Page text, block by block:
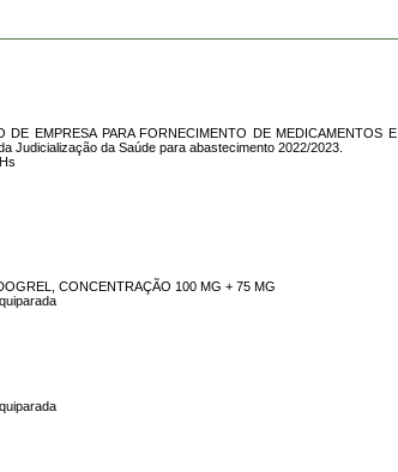
EMPRESA PARA FORNECIMENTO DE MEDICAMENTOS E
Judicialização da Saúde para abastecimento 2022/2023.
CONCENTRAÇÃO 100 MG + 75 MG